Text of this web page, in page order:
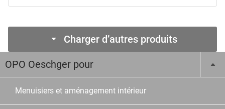
Charger d’autres produits
OPO Oeschger pour
Menuisiers et aménagement intérieur